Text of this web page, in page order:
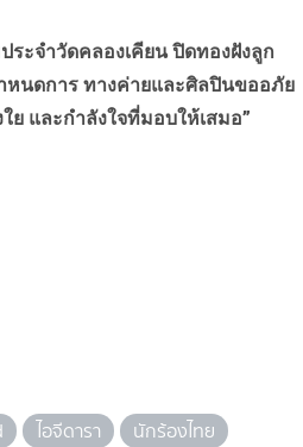
ะจำวัดคลองเคียน ปิดทองฝังลูก
หนดการ ทางค่ายและศิลปินขออภัย
และกำลังใจที่มอบให้เสมอ”
ไอจีดารา นักร้องไทย